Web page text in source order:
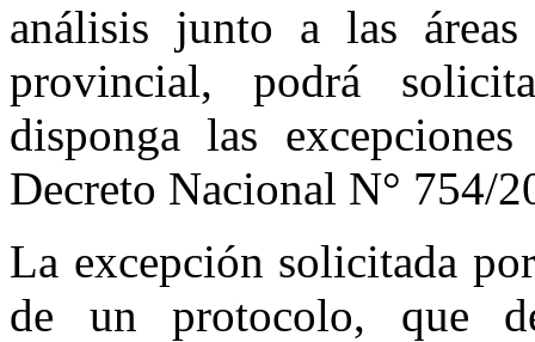
análisis junto a las
provincial, podrá
disponga las
Decreto Nacional N° 754/
La excepción solicitada
de un protocolo, que